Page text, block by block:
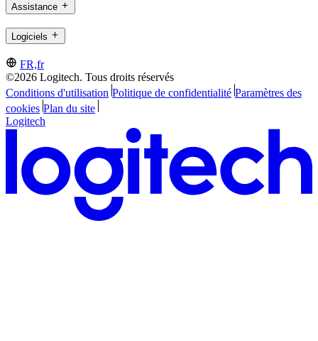
Assistance
Logiciels
FR,fr
©2026 Logitech. Tous droits réservés
Conditions d'utilisation Politique de confidentialité Paramètres des
cookies Plan du site
Logitech